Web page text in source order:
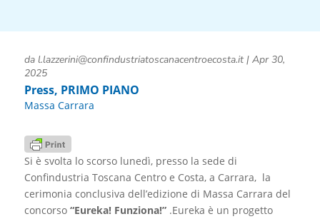
da l.lazzerini@confindustriatoscanacentroecosta.it| Apr 30,
2025
Press, PRIMO PIANO
Massa Carrara
Si è svolta lo scorso lunedì, presso la sede di
Confindustria Toscana Centro e Costa, a Carrara, la
cerimonia conclusiva dell’edizione di Massa Carrara del
concorso “Eureka! Funziona!” .Eureka è un progetto